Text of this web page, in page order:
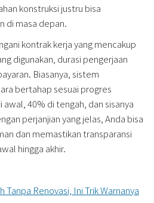
konstruksi justru bisa
di masa depan.
kontrak kerja yang mencakup
digunakan, durasi pengerjaan
Biasanya, sistem
bertahap sesuai progres
40% di tengah, dan sisanya
perjanjian yang jelas, Anda bisa
dan memastikan transparansi
hingga akhir.
Tanpa Renovasi, Ini Trik Warnanya